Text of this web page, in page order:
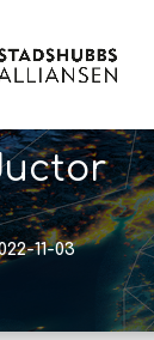
11-03